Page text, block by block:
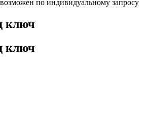
возможен по индивидуальному запросу
ключ
ключ